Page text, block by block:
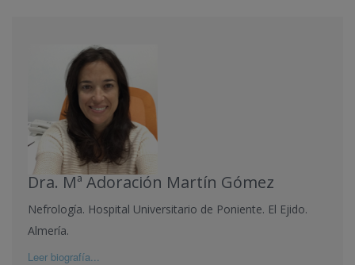
Dra. Mª Adoración Martín Gómez
Nefrología. Hospital Universitario de Poniente. El Ejido.
Almería.
Leer biografía...